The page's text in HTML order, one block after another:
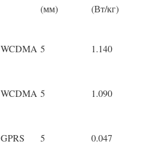
(мм)
(Вт/кг)
WCDMA 5 1.140
WCDMA 5 1.090
GPRS 5 0.047